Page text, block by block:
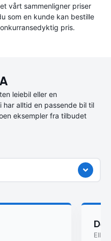
vårt sammenligner priser
som en kunde kan bestille
pris.
leiebil eller en
har alltid en passende bil til
eksempler fra tilbudet
Eller